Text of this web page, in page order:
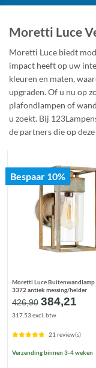
Moretti Luce
Moretti Luce biedt
impact heeft op uw
kleuren en maten,
upgraden. Of u nu op
plafondlampen of
u zoekt. Bij
de partners die op
Bespaar 10%
Moretti Luce Buitenwandlamp
3372 antiek messing/helder
426,90
prijs
€426,90.
384,21
317.53 excl. btw
21 review(s)
Verzending binnen 3-4 weken